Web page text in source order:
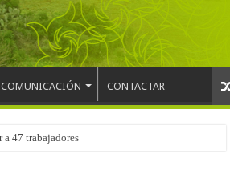
COMUNICACIÓN CONTACTAR